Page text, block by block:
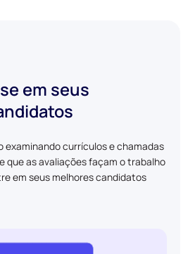
em seus
examinando currículos e chamadas
que as avaliações façam o trabalho
em seus melhores candidatos